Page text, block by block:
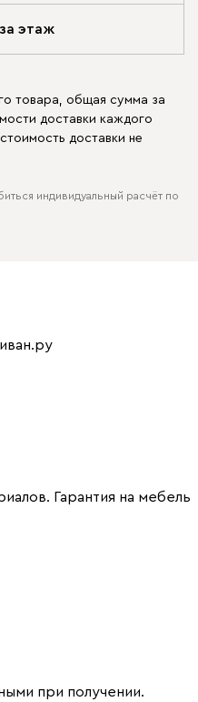
этаж
товара, общая сумма за
доставки каждого
доставки не
индивидуальный расчёт по
Гарантия на мебель
при получении.